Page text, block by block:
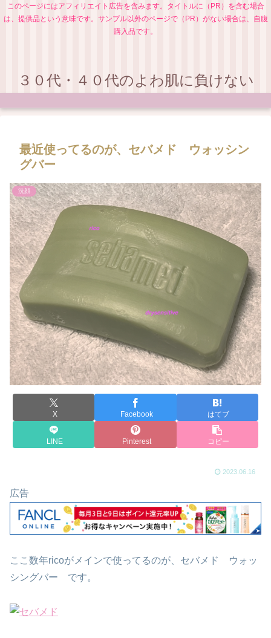
このページにはアフィリエイト広告を含みます。タイトルに（PR）を含む場合
は、提供品という意味です。サンプル以外のページで（PR）がない場合は、自腹
購入品です。
３０代・４０代のよわ肌に負けない
最近使ってるのが、セバメド ウォッシン
グバー
洗顔
X Facebook はてブ
LINE Pinterest コピー
2023.06.16
広告
ここ数年ricoがメインで使ってるのが、セバメド ウォッ
シングバー です。